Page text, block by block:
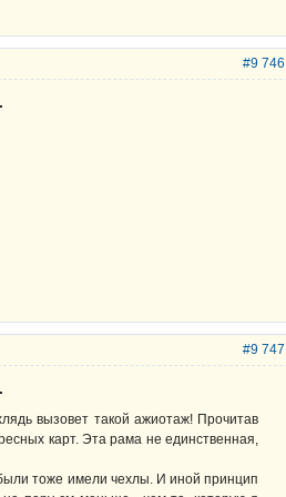
#9 746
#9 747
вызовет такой ажиотаж! Прочитав
карт. Эта рама не единственная,
тоже имели чехлы. И иной принцип